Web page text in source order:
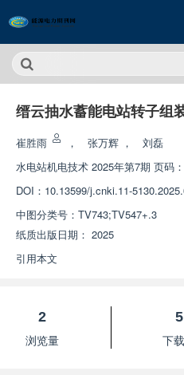
缙云抽水蓄能电站转子组
崔胜雨 ， 张万辉 ，
刘磊
水电站机电技术 2025年第7期 页码
DOI： 10.13599/j.cnki.11-
中图分类号： TV743;TV547+.3
纸质出版日期： 2025
引用本文
2
浏览量
5
下